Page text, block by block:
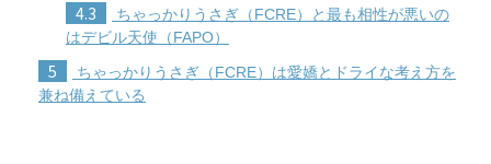
4.3
ちゃっかりうさぎ（FCRE）と最も相性が悪いの
はデビル天使（FAPO）
5
ちゃっかりうさぎ（FCRE）は愛嬌とドライな考え方を
兼ね備えている